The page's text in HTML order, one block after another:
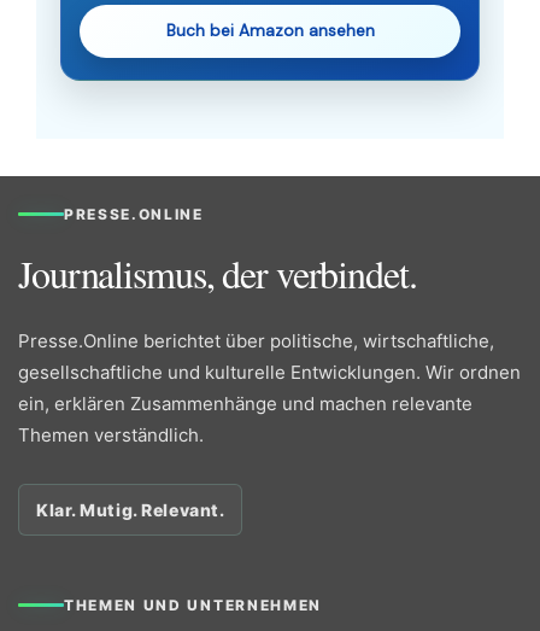
Buch bei Amazon ansehen
PRESSE.ONLINE
Journalismus, der verbindet.
Presse.Online berichtet über politische, wirtschaftliche,
gesellschaftliche und kulturelle Entwicklungen. Wir ordnen
ein, erklären Zusammenhänge und machen relevante
Themen verständlich.
Klar. Mutig. Relevant.
THEMEN UND UNTERNEHMEN